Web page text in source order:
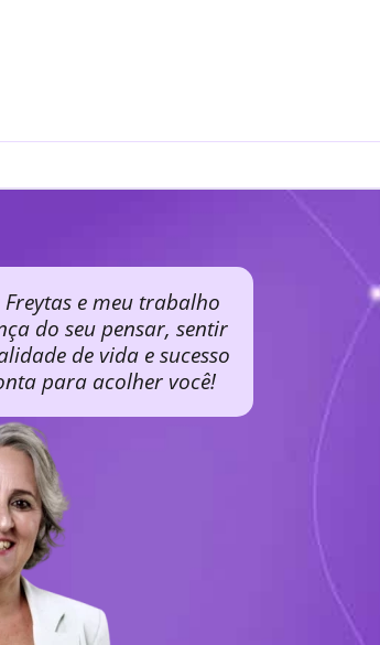
e meu trabalho
do seu pensar, sentir
de vida e sucesso
para acolher você!